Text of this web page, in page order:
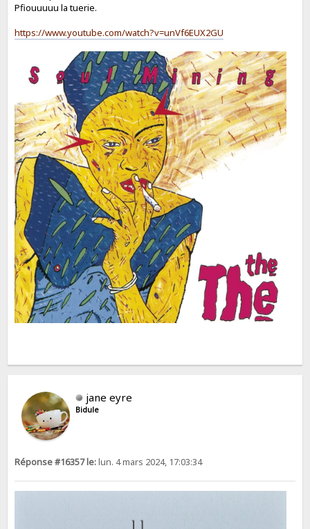
Pfiouuuuu la tuerie.
https://www.youtube.com/watch?v=unVf6EUX2GU
jane eyre
Bidule
Réponse #16357 le:lun. 4 mars 2024, 17:03:34